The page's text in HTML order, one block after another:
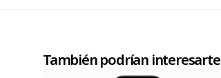
También podrían interesarte